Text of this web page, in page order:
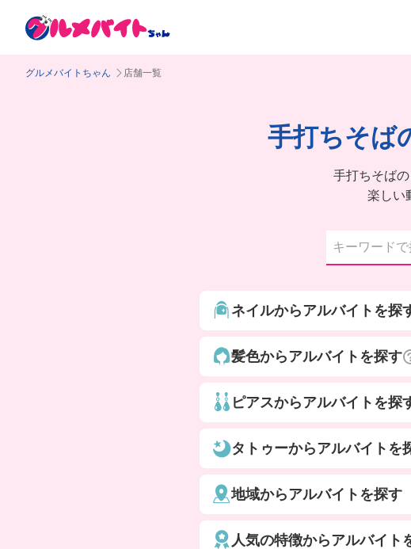
グルメバイトちゃん 店舗一覧
手打ちそば
手打ちそば
楽しい
ネイルからアルバイトを探
髪色からアルバイトを探す
ピアスからアルバイトを探
タトゥーからアルバイトを
地域からアルバイトを探す
人気の特徴からアルバイト